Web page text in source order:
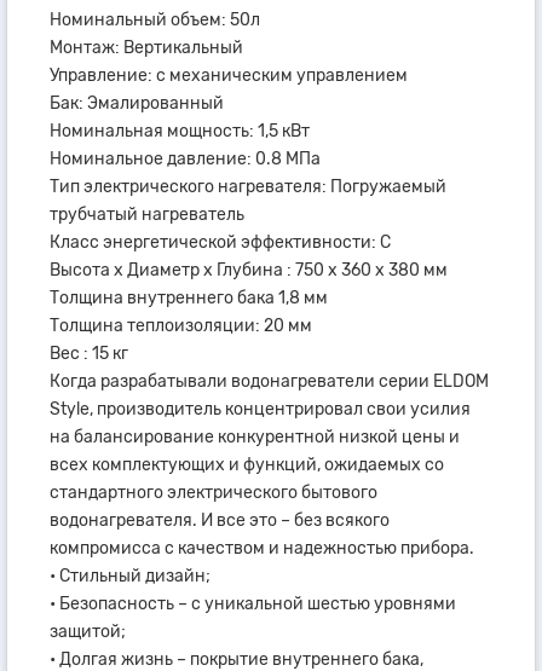
Номинальный объем: 50л
Монтаж: Вертикальный
Управление: с механическим управлением
Бак: Эмалированный
Номинальная мощность: 1,5 кВт
Номинальное давление: 0.8 МПа
Тип электрического нагревателя: Погружаемый
трубчатый нагреватель
Класс энергетической эффективности: C
Высота x Диаметр х Глубина : 750 x 360 x 380 мм
Толщина внутреннего бака 1,8 мм
Толщина теплоизоляции: 20 мм
Вес : 15 кг
Когда разрабатывали водонагреватели серии ELDOM
Style, производитель концентрировал свои усилия
на балансирование конкурентной низкой цены и
всех комплектующих и функций, ожидаемых со
стандартного электрического бытового
водонагревателя. И все это – без всякого
компромисса с качеством и надежностью прибора.
• Стильный дизайн;
• Безопасность – с уникальной шестью уровнями
защитой;
• Долгая жизнь – покрытие внутреннего бака,